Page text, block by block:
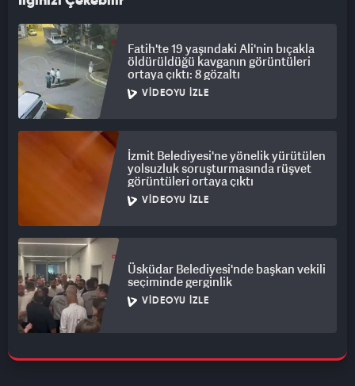
Fatih'te 19 yaşındaki Ali'nin bıçakla
öldürüldüğü kavganın görüntüleri
ortaya çıktı: 8 gözaltı
VIDEOYU İZLE
İzmit Belediyesi'ne yönelik yürütülen
yolsuzluk soruşturmasında rüşvet
görüntüleri ortaya çıktı
VIDEOYU İZLE
Üsküdar Belediyesi'nde başkan vekili
seçiminde gerginlik
VIDEOYU İZLE